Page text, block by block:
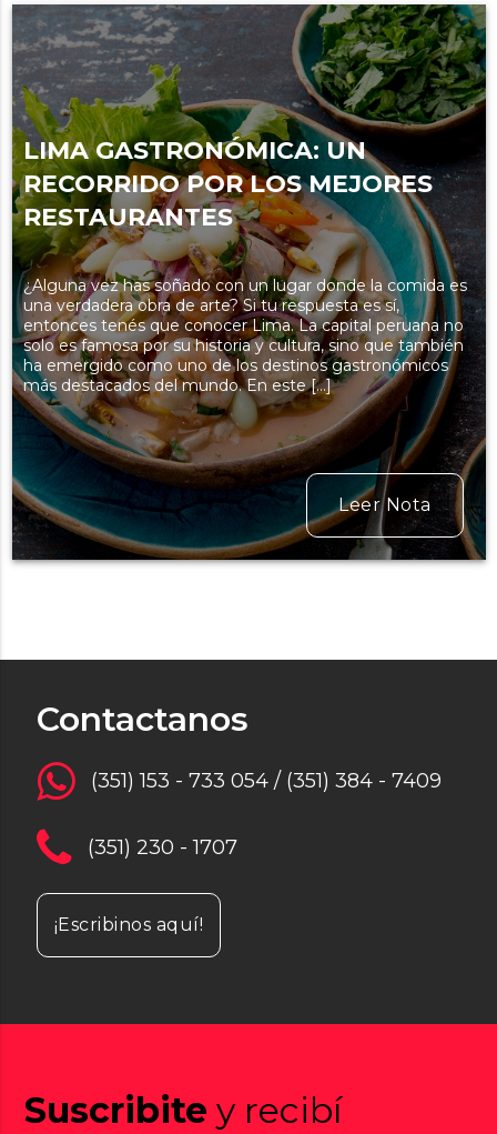
LIMA GASTRONÓMICA: UN
RECORRIDO POR LOS MEJORES
RESTAURANTES
¿Alguna vez has soñado con un lugar donde la comida es
una verdadera obra de arte? Si tu respuesta es sí,
entonces tenés que conocer Lima. La capital peruana no
solo es famosa por su historia y cultura, sino que también
ha emergido como uno de los destinos gastronómicos
más destacados del mundo. En este […]
Leer Nota
Contactanos
(351) 153 - 733 054 / (351) 384 - 7409
(351) 230 - 1707
¡Escribinos aquí!
Suscribite y recibí